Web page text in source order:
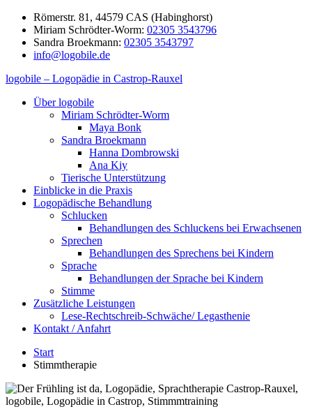
Zum
Inhalt
springen
Römerstr. 81, 44579 CAS (Habinghorst)
Miriam Schrödter-Worm: 02305 3543796
Sandra Broekmann: 02305 3543797
info@logobile.de
logobile – Logopädie in Castrop-Rauxel
logobile
logopädische
Praxisgemeinschaft
Über logobile
Miriam Schrödter-Worm
Maya Bonk
Sandra Broekmann
Hanna Dombrowski
Ana Kiy
Tierische Unterstützung
Einblicke in die Praxis
Logopädische Behandlung
Schlucken
Behandlungen des Schluckens bei Erwachsenen
Sprechen
Behandlungen des Sprechens bei Kindern
Sprache
Behandlungen der Sprache bei Kindern
Stimme
Zusätzliche Leistungen
Lese-Rechtschreib-Schwäche/ Legasthenie
Kontakt / Anfahrt
Start
Stimmtherapie